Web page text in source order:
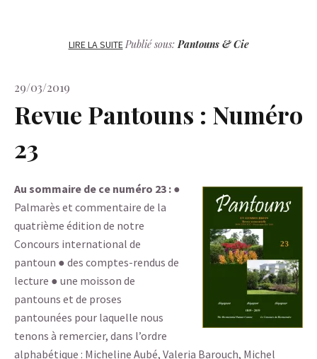
LIRE LA SUITE Publié sous: Pantouns & Cie
29/03/2019
Revue Pantouns : Numéro
23
Au sommaire de ce numéro 23 : ●
Palmarès et commentaire de la
quatrième édition de notre
Concours international de
pantoun ● des comptes-rendus de
lecture ● une moisson de
pantouns et de proses
pantounées pour laquelle nous
tenons à remercier, dans l’ordre
alphabétique : Micheline Aubé, Valeria Barouch, Michel